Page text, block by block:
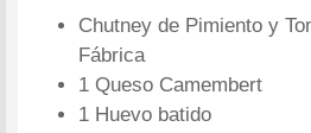
Chutney de Pimiento y
Fábrica
1 Queso Camembert
1 Huevo batido